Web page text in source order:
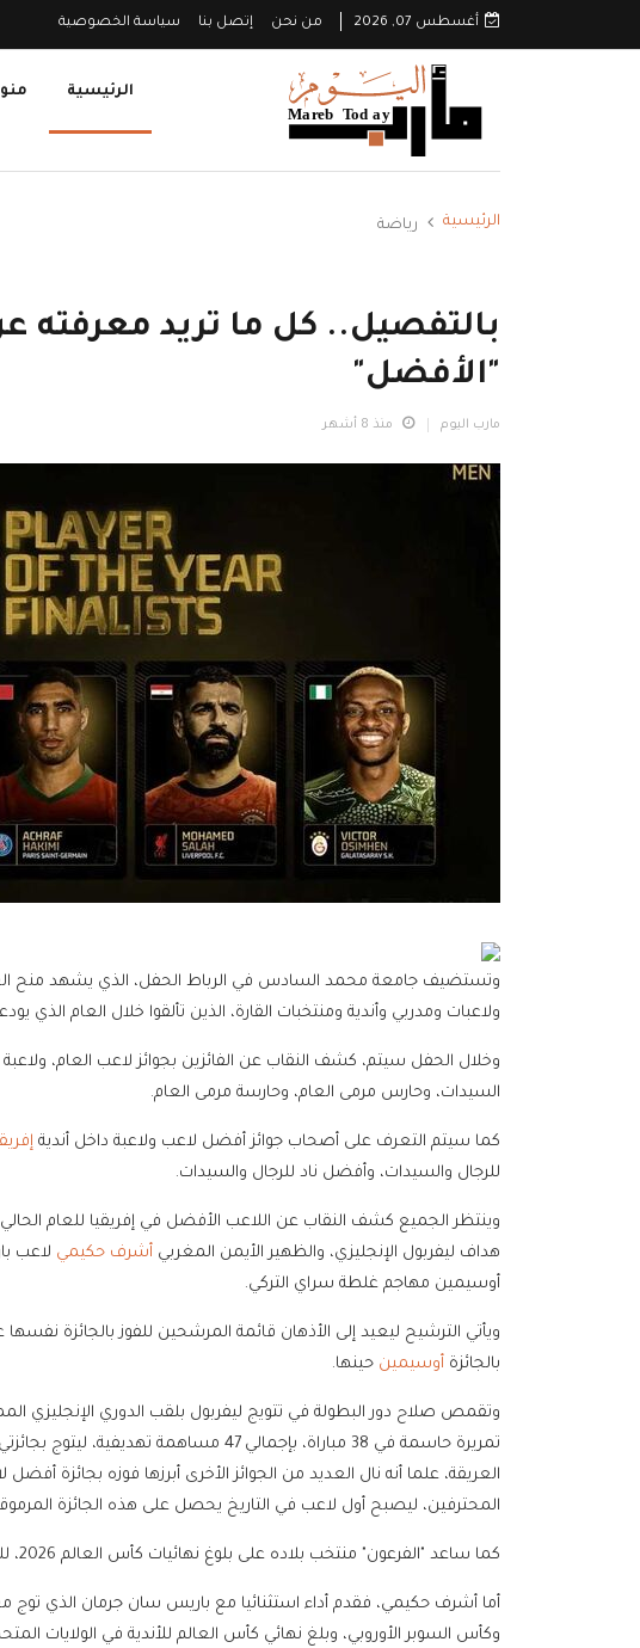
أغسطس 07, 2026 من نحن إتصل بنا سياسة الخصوصية
الرئيسية
الرئيسية رياضة
بالتفصيل.. كل ما تريد معرفته
"الأفضل"
مارب اليوم منذ 8 أشهر
وتستضيف جامعة محمد السادس في الرباط الحفل، الذي يشهد منح
ولاعبات ومدربي وأندية ومنتخبات القارة، الذين تألقوا خلال العام الذي
وخلال الحفل سيتم، كشف النقاب عن الفائزين بجوائز لاعب العام،
السيدات، وحارس مرمى العام، وحارسة مرمى العام.
كما سيتم التعرف على أصحاب جوائز أفضل لاعب ولاعبة داخل أندية
للرجال والسيدات، وأفضل ناد للرجال والسيدات.
وينتظر الجميع كشف النقاب عن اللاعب الأفضل في إفريقيا للعام
هداف ليفربول الإنجليزي، والظهير الأيمن المغربي أشرف حكيمي لاعب
أوسيمين مهاجم غلطة سراي التركي.
بالجائزة أوسيمين حينها.
تمريرة حاسمة في 38 مباراة، بإجمالي 47
العريقة، علما أنه نال العديد من الجوائز الأخرى أبرزها فوزه بجائزة
المحترفين، ليصبح أول لاعب في التاريخ يحصل على هذه الجائزة المرموقة 3
كما ساعد "الفرعون" منتخب بلاده على بلوغ نهائيات كأس العالم 2026، للمرة الرابعة في تاريخ
أما أشرف حكيمي، فقدم أداء استثنائيا مع باريس سان جرمان الذي توج
وكأس السوبر الأوروبي، وبلغ نهائي كأس العالم للأندية في الولايات